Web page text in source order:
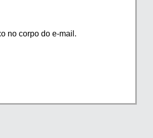
no corpo do e-mail.